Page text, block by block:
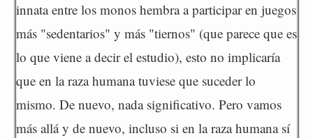
innata entre los monos hembra a participar en juegos
más "sedentarios" y más "tiernos" (que parece que es
lo que viene a decir el estudio), esto no implicaría
que en la raza humana tuviese que suceder lo
mismo. De nuevo, nada significativo. Pero vamos
más allá y de nuevo, incluso si en la raza humana sí